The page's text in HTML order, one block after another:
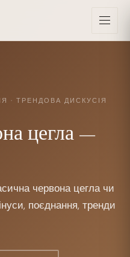
· ТРЕНДОВА ДИСКУСІЯ
цегла —
червона цегла чи
поєднання, тренди